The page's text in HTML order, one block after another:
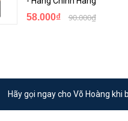
58.000₫ 90.000₫
Hãy gọi ngay cho Võ Hoàng khi